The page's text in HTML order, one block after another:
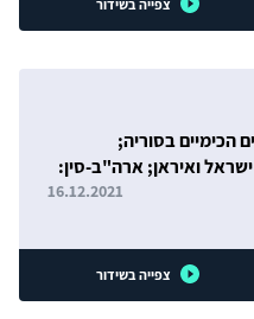
צפייה בשידור
הכימיים בסוריה;
ישראל ואיראן; ארה"ב-סין:
16.12.2021
צפייה בשידור